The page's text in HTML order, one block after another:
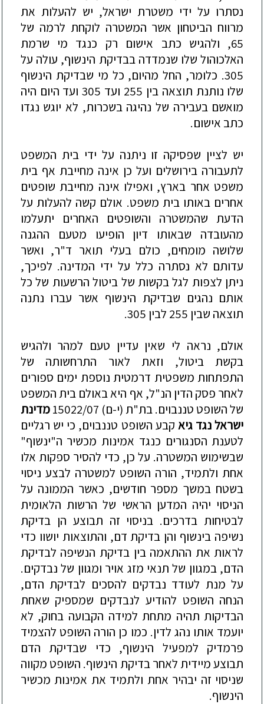
נסתרו על ידי משטרת ישראל, יש להעלות את
מרווח הביטחון אשר המשטרה לוקחת לרמה של
65, ולהגיש כתב אישום רק כנגד מי שרמת
האלכוהול שלו שנמדדה בבדיקת הינשוף, עולה על
305. כלומר, החל מהיום, כל מי שבדיקת הינשוף
שלו נותנת תוצאה בין 255 ועד 305 ועד היום היה
מואשם בעבירה של נהיגה בשכרות, לא יוגש נגדו
כתב אישום.
יש לציין שפסיקה זו ניתנה על ידי בית המשפט
לתעבורה בירושלים ועל כן אינה מחייבת אף בית
משפט אחר בארץ, ואפילו אינה מחייבת שופטים
אחרים באותו בית משפט. אולם קשה להעלות על
הדעת שהמשטרה והשופטים האחרים יתעלמו
מהעובדה שבאותו דיון הופיעו מטעם ההגנה
שלושה מומחים, כולם בעלי תואר ד"ר, ואשר
עדותם לא נסתרה כלל על ידי המדינה. לפיכך,
ניתן לצפות לגל בקשות של ביטול הרשעות של כל
אותם נהגים שבדיקת הינשוף אשר עברו נתנה
תוצאה שבין 255 לבין 305.
אולם, נראה לי שאין עדיין טעם למהר ולהגיש
בקשת ביטול, וזאת לאור התרחשותה של
התפתחות משפטית דרמטית נוספת ימים ספורים
לאחר פסק הדין הנ"ל, אף היא באולם בית המשפט
של השופט טננבוים. בת"ת (י-ם) 15022/07
מדינת
ישראל נגד גיא קבע השופט טננבוים, כי יש רגליים
לטענת הסנגורים כנגד אמינות מכשיר ה"ינשוף"
שבשימוש המשטרה. על כן, כדי להסיר ספקות אלו
אחת ולתמיד, הורה השופט למשטרה לבצע ניסוי
בשטח במשך מספר חודשים, כאשר הממונה על
הניסוי יהיה המדען הראשי של הרשות הלאומית
לבטיחות בדרכים. בניסוי זה תבוצע הן בדיקת
נשיפה בינשוף והן בדיקת דם, והתוצאות יושוו כדי
לראות את ההתאמה בין בדיקת הנשיפה לבדיקת
הדם, במגוון של תנאי מזג אויר ומגוון של נבדקים.
על מנת לעודד נבדקים להסכים לבדיקת הדם,
הנחה השופט להודיע לנבדקים שמספיק שאחת
הבדיקות תהיה מתחת למידה הקבועה בחוק, לא
יועמד אותו נהג לדין. כמו כן הורה השופט להצמיד
פרמדיק למפעיל הינשוף, כדי שבדיקת הדם
תבוצעמיידית לאחר בדיקת הינשוף. השופט מקווה
שניסוי זה יבהיר אחת ולתמיד את אמינות מכשיר
הינשוף.